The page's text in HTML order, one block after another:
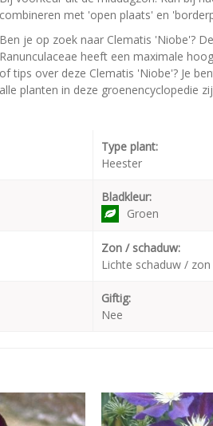
combineren met 'open plaats' en
Ben je op zoek naar Clematis 'Niobe'?
Ranunculaceae heeft een maximale
of tips over deze Clematis 'Niobe'? Je
alle planten in deze groenencyclopedie
Type plant:
Heester
Bladkleur:
Groen
Zon / schaduw:
Lichte schaduw / zon
Giftig:
Nee